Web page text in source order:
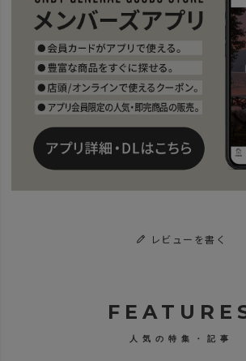
レビューを書く
人気の特集・記事